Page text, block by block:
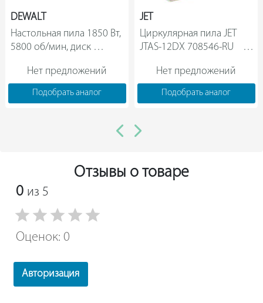
DEWALT
Настольная пила 1850 Вт,
5800 об/мин, диск
DWE7485-QS
Нет предложений
Подобрать аналог
JET
Циркулярная пила JET
JTAS-12DX 708546-RU
Нет предложений
Подобрать аналог
Отзывы о товаре
0 из 5
Оценок: 0
Авторизация